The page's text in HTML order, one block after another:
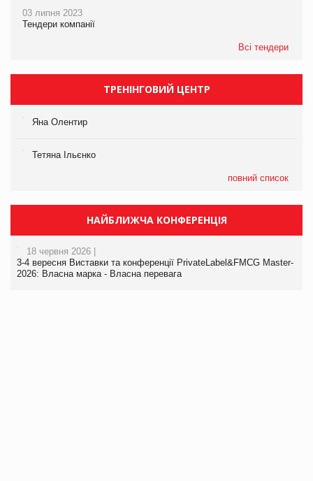
03 липня 2023
Тендери компанії
Всі тендери
ТРЕНІНГОВИЙ ЦЕНТР
Яна Олентир
Тетяна Ільєнко
повний список
НАЙБЛИЖЧА КОНФЕРЕНЦІЯ
18 червня 2026 |
3-4 вересня Виставки та конференції PrivateLabel&FMCG Master-
2026: Власна марка - Власна перевага